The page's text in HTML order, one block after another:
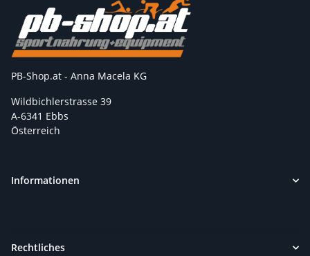
PB-Shop.at - Anna Macela KG
Wildbichlerstrasse 39
A-6341 Ebbs
Österreich
Informationen
Rechtliches